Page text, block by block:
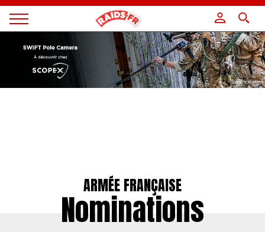
Magazine
ARMÉE FRANÇAISE
Nominations
Panneau de gestion des cookies